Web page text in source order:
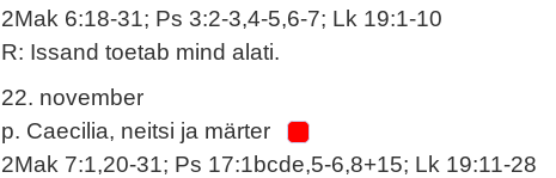
2Mak 6:18-31; Ps 3:2-3,4-5,6-7; Lk 19:1-10
R: Issand toetab mind alati.
22. november
p. Caecilia, neitsi ja märter
2Mak 7:1,20-31; Ps 17:1bcde,5-6,8+15; Lk 19:11-28